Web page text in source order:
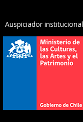
Auspiciador institucional